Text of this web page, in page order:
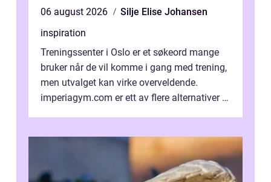
06 august 2026
Silje Elise Johansen
inspiration
Treningssenter i Oslo er et søkeord mange
bruker når de vil komme i gang med trening,
men utvalget kan virke overveldende.
imperiagym.com er ett av flere alternativer i